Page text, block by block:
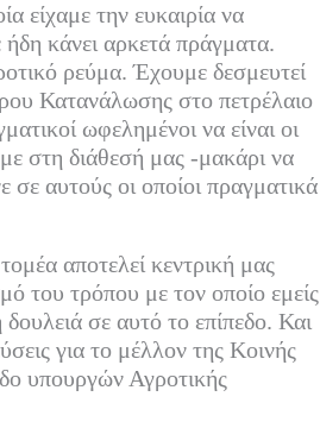
είχαμε την ευκαιρία να
κάνει αρκετά πράγματα.
ρεύμα. Έχουμε δεσμευτεί
Κατανάλωσης στο πετρέλαιο
ωφελημένοι να είναι οι
στη διάθεσή μας -μακάρι να
αυτούς οι οποίοι πραγματικά
αποτελεί κεντρική μας
του τρόπου με τον οποίο εμείς
σε αυτό το επίπεδο. Και
για το μέλλον της Κοινής
υπουργών Αγροτικής